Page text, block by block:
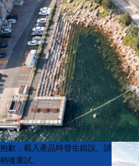
Product
List
Product
List
抱歉，載入產品時發生錯誤。請
稍後重試。